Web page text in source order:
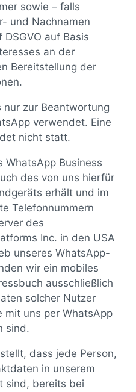
sowie – falls
und Nachnamen
auf Basis
an der
Bereitstellung der
zur Beantwortung
verwendet. Eine
nicht statt.
WhatsApp Business
des von uns hierfür
erhält und im
Telefonnummern
des
Inc. in den USA
unseres WhatsApp-
wir ein mobiles
ausschließlich
solcher Nutzer
mit uns per WhatsApp
sind.
dass jede Person,
in unserem
sind, bereits bei